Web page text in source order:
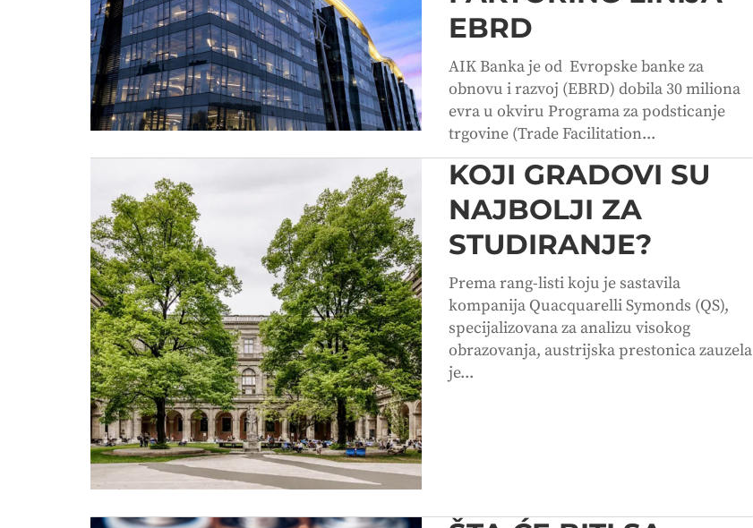
EBRD
AIK Banka je od Evropske banke za
obnovu i razvoj (EBRD) dobila 30 miliona
evra u okviru Programa za podsticanje
trgovine (Trade Facilitation...
KOJI GRADOVI SU
NAJBOLJI ZA
STUDIRANJE?
Prema rang-listi koju je sastavila
kompanija Quacquarelli Symonds (QS),
specijalizovana za analizu visokog
obrazovanja, austrijska prestonica zauzela
je...